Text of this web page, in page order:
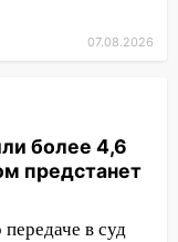
7
и
07.08.2026
более 4,6
предстанет
передаче в суд